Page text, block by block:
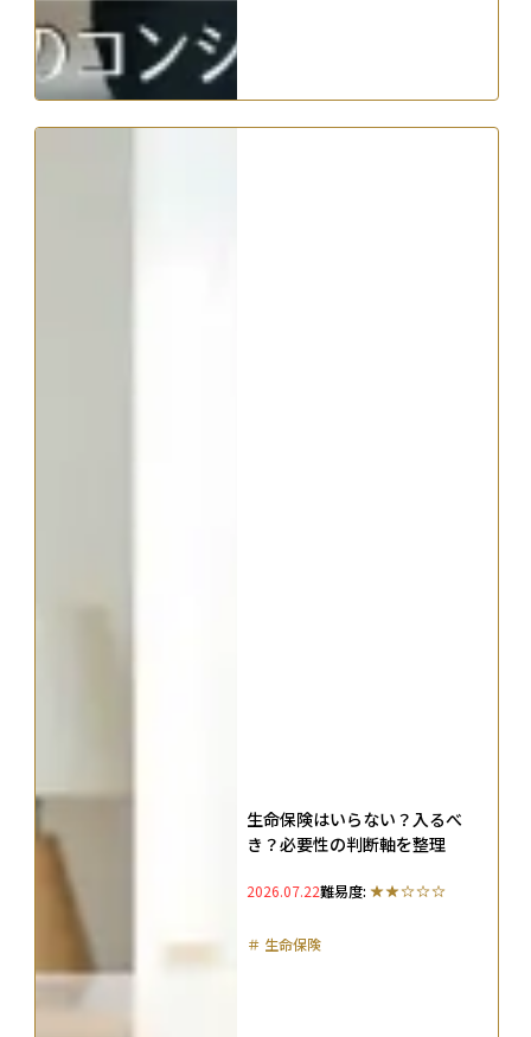
生命保険はいらない？入るべ
き？必要性の判断軸を整理
2026.07.22難易度:
＃ 生命保険